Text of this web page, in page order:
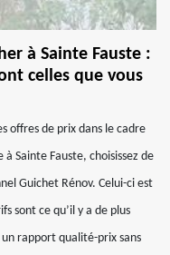
à Sainte Fauste :
celles que vous
offres de prix dans le cadre
Sainte Fauste, choisissez de
Guichet Rénov. Celui-ci est
sont ce qu’il y a de plus
rapport qualité-prix sans